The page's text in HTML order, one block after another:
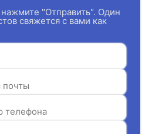
"Отправить". Один
свяжется с вами как